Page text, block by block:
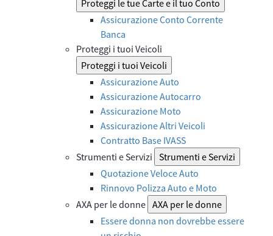
Proteggi le tue Carte e il tuo Conto
Assicurazione Conto Corrente
Banca
Proteggi i tuoi Veicoli
Proteggi i tuoi Veicoli
Assicurazione Auto
Assicurazione Autocarro
Assicurazione Moto
Assicurazione Altri Veicoli
Contratto Base IVASS
Strumenti e Servizi Strumenti e Servizi
Quotazione Veloce Auto
Rinnovo Polizza Auto e Moto
AXA per le donne AXA per le donne
Essere donna non dovrebbe essere